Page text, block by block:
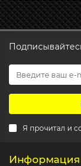
Я прочитал и
Информация